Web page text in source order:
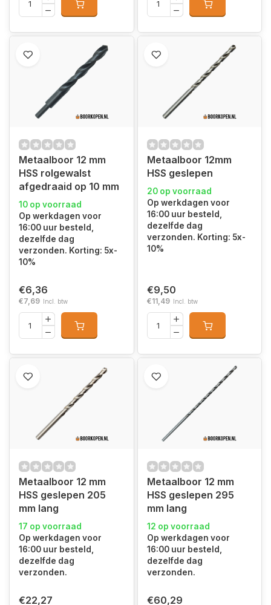
Metaalboor 12 mm
HSS rolgewalst
afgedraaid op 10 mm
10 op voorraad
Op werkdagen voor
16:00 uur besteld,
dezelfde dag
verzonden. Korting: 5x-
10%
€6,36
€7,69 Incl. btw
Metaalboor 12mm
HSS geslepen
20 op voorraad
Op werkdagen voor
16:00 uur besteld,
dezelfde dag
verzonden. Korting: 5x-
10%
€9,50
€11,49 Incl. btw
Metaalboor 12 mm
HSS geslepen 205
mm lang
17 op voorraad
Op werkdagen voor
16:00 uur besteld,
dezelfde dag
verzonden.
€22,27
Metaalboor 12 mm
HSS geslepen 295
mm lang
12 op voorraad
Op werkdagen voor
16:00 uur besteld,
dezelfde dag
verzonden.
€60,29